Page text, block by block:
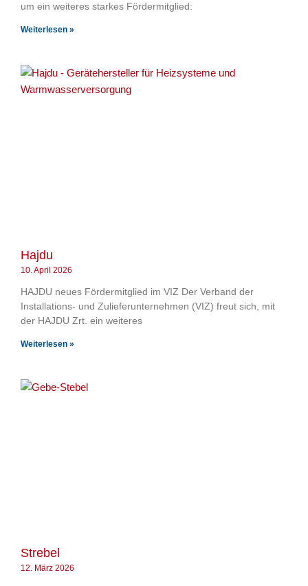
um ein weiteres starkes Fördermitglied:
Weiterlesen »
Hajdu
10. April 2026
HAJDU neues Fördermitglied im VIZ Der Verband der
Installations- und Zulieferunternehmen (VIZ) freut sich, mit
der HAJDU Zrt. ein weiteres
Weiterlesen »
Strebel
12. März 2026